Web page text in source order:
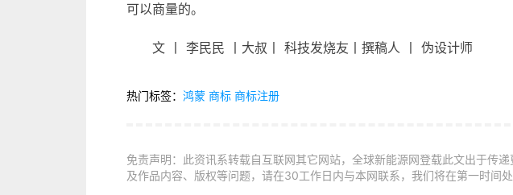
可以商量的。
文 丨 李民民 丨大叔丨 科技发烧友丨撰稿人 丨 伪设计师
热门标签： 鸿蒙 商标 商标注册
免责声明：此资讯系转载自互联网其它网站，全球新能源网登载此文出于传
及作品内容、版权等问题，请在30工作日内与本网联系，我们将在第一时间处